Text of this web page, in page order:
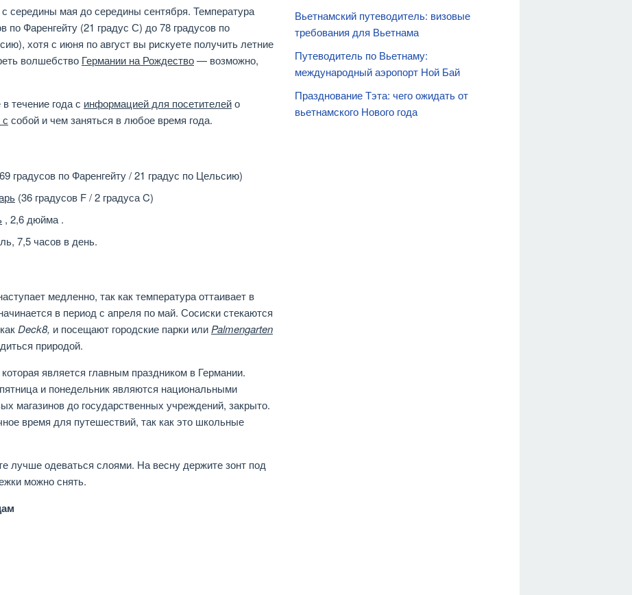
середины мая до середины сентября. Температура
по Фаренгейту (21 градус С) до 78 градусов по
хотя с июня по август вы рискуете получить летние
волшебство Германии на Рождество— возможно,
течение года с информацией для посетителейо
с собой и чем заняться в любое время года.
градусов по Фаренгейту / 21 градус по Цельсию)
(36 градусов F / 2 градуса C)
, 2,6 дюйма .
7,5 часов в день.
медленно, так как температура оттаивает в
в период с апреля по май. Сосиски стекаются
Deck8, и посещают городские парки или Palmengarten
природой.
является главным праздником в Германии.
и понедельник являются национальными
магазинов до государственных учреждений, закрыто.
время для путешествий, так как это школьные
лучше одеваться слоями. На весну держите зонт под
можно снять.
Вьетнамский путеводитель: визовые
требования для Вьетнама
Путеводитель по Вьетнаму:
международный аэропорт Ной Бай
Празднование Тэта: чего ожидать от
вьетнамского Нового года